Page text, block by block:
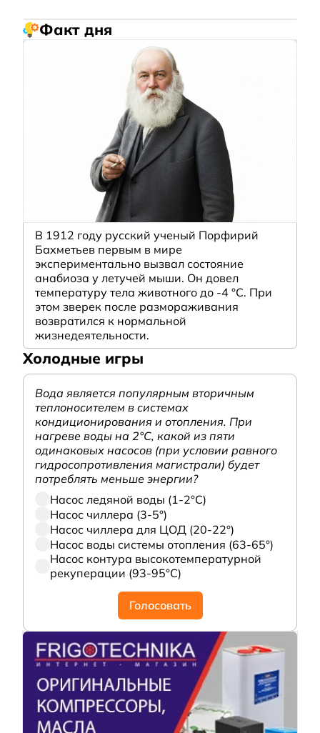
Факт дня
В 1912 году русский ученый Порфирий
Бахметьев первым в мире
экспериментально вызвал состояние
анабиоза у летучей мыши. Он довел
температуру тела животного до -4 °C. При
этом зверек после размораживания
возвратился к нормальной
жизнедеятельности.
Холодные игры
Вода является популярным вторичным
теплоносителем в системах
кондиционирования и отопления. При
нагреве воды на 2°С, какой из пяти
одинаковых насосов (при условии равного
гидросопротивления магистрали) будет
потреблять меньше энергии?
Насос ледяной воды (1-2°С)
Насос чиллера (3-5°)
Насос чиллера для ЦОД (20-22°)
Насос воды системы отопления (63-65°)
Насос контура высокотемпературной
рекуперации (93-95°С)
Голосовать